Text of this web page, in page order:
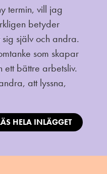
termin, vill jag
betyder
själv och andra.
som skapar
ett bättre arbetsliv.
att lyssna,
HELA INLÄGGET